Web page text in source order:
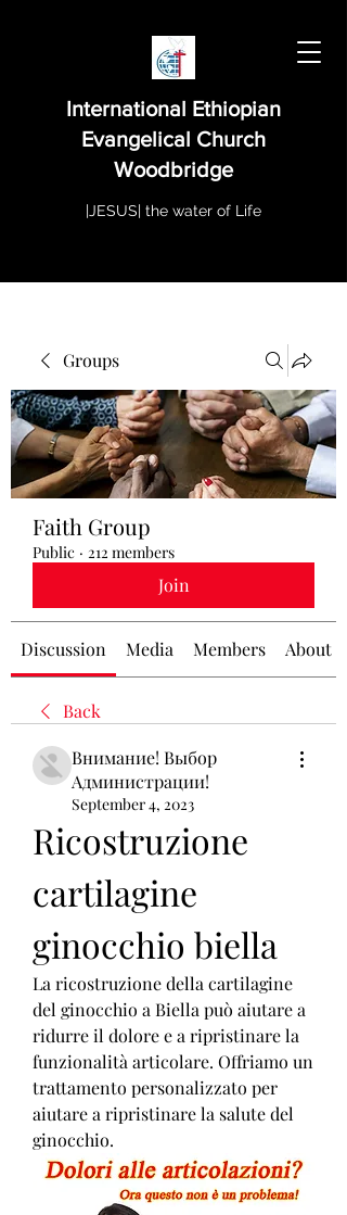
International Ethiopian
Evangelical Church
Woodbridge
|JESUS| the water of Life
Groups
Faith Group
Public · 212 members
Join
Discussion Media Members About
Back
Внимание! Выбор
Администрации!
September 4, 2023
Ricostruzione
cartilagine
ginocchio biella
La ricostruzione della cartilagine
del ginocchio a Biella può aiutare a
ridurre il dolore e a ripristinare la
funzionalità articolare. Offriamo un
trattamento personalizzato per
aiutare a ripristinare la salute del
ginocchio.